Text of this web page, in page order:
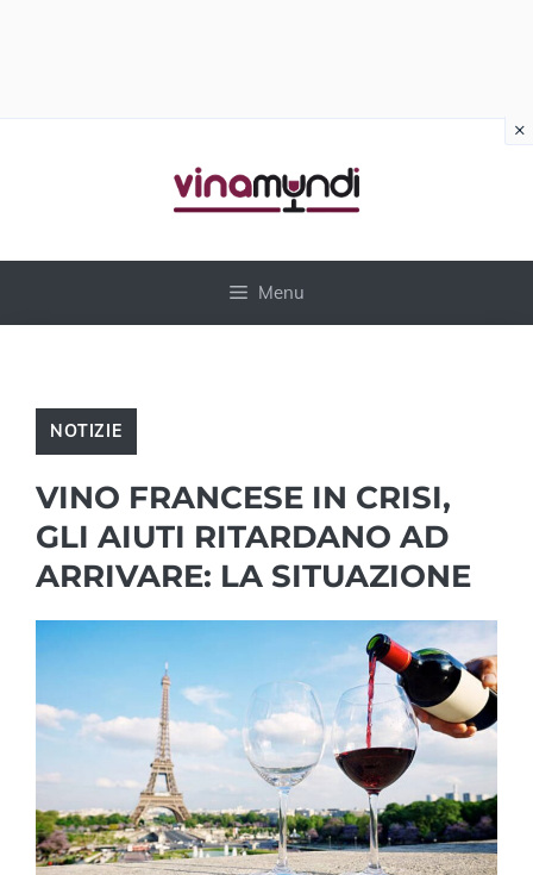
Menu
NOTIZIE
VINO FRANCESE IN CRISI,
GLI AIUTI RITARDANO AD
ARRIVARE: LA SITUAZIONE
×